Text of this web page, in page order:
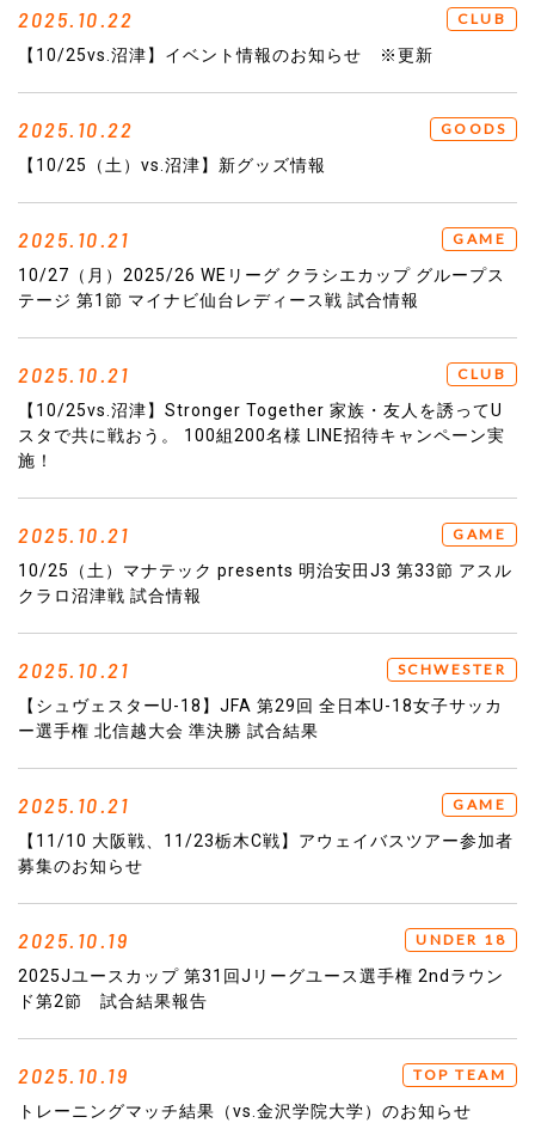
2025.10.22 CLUB
【10/25vs.沼津】イベント情報のお知らせ ※更新
2025.10.22 GOODS
【10/25（土）vs.沼津】新グッズ情報
2025.10.21 GAME
10/27（月）2025/26 WEリーグ クラシエカップ グループス
テージ 第1節 マイナビ仙台レディース戦 試合情報
2025.10.21 CLUB
【10/25vs.沼津】Stronger Together 家族・友人を誘ってU
スタで共に戦おう。 100組200名様 LINE招待キャンペーン実
施！
2025.10.21 GAME
10/25（土）マナテック presents 明治安田J3 第33節 アスル
クラロ沼津戦 試合情報
2025.10.21 SCHWESTER
【シュヴェスターU-18】JFA 第29回 全日本U-18女子サッカ
ー選手権 北信越大会 準決勝 試合結果
2025.10.21 GAME
【11/10 大阪戦、11/23栃木C戦】アウェイバスツアー参加者
募集のお知らせ
2025.10.19 UNDER 18
2025Jユースカップ 第31回Jリーグユース選手権 2ndラウン
ド第2節 試合結果報告
2025.10.19 TOP TEAM
トレーニングマッチ結果（vs.金沢学院大学）のお知らせ